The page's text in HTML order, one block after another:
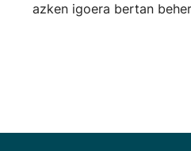
azken igoera bertan